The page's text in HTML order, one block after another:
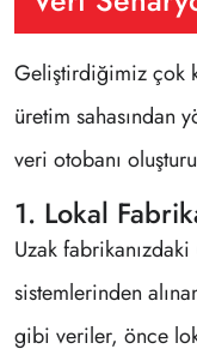
Geliştirdiğimiz çok
üretim sahasından
veri otobanı
1. Lokal
Uzak
sistemlerinden
gibi veriler, önce